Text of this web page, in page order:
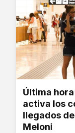
Última
activa los
llegados
Meloni